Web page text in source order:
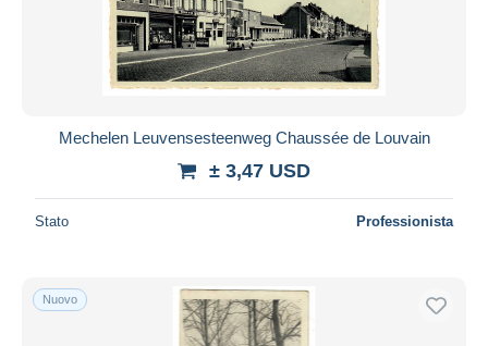
Mechelen Leuvensesteenweg Chaussée de Louvain
± 3,47 USD
Stato Professionista
Nuovo